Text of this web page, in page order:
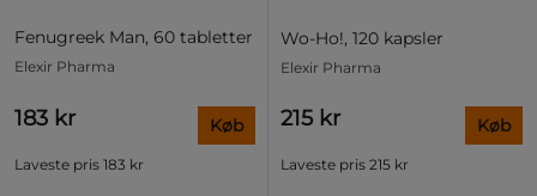
Fenugreek Man, 60 tabletter
Elexir Pharma
183 kr
Laveste pris 183 kr
Køb
Wo-Ho!, 120 kapsler
Elexir Pharma
215 kr
Laveste pris 215 kr
Køb